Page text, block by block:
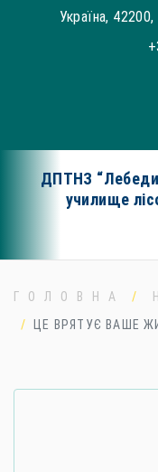
Україна,
ДПТНЗ
училище
ГОЛОВНА
ЦЕ ВРЯТУЄ ВАШЕ